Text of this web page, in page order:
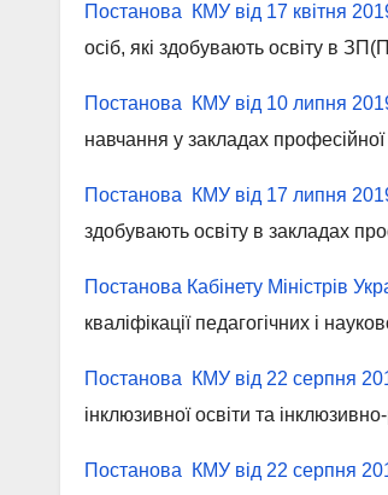
Постанова КМУ від 17 квітня
осіб, які здобувають освіту в
Постанова КМУ від 10 липня
навчання у закладах
Постанова КМУ від 17 липня
здобувають освіту в закладах
Постанова Кабінету Міністрів
кваліфікації педагогічних і
Постанова КМУ від 22 серпня
інклюзивної освіти та
Постанова КМУ від 22 серпня